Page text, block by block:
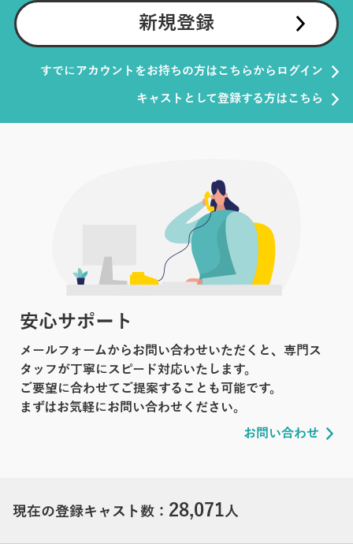
新規登録
すでにアカウントをお持ちの方はこちらからログイン
キャストとして登録する方はこちら
安心サポート
メールフォームからお問い合わせいただくと、専門ス
タッフが丁寧にスピード対応いたします。
ご要望に合わせてご提案することも可能です。
まずはお気軽にお問い合わせください。
お問い合わせ
現在の登録キャスト数： 28,071人